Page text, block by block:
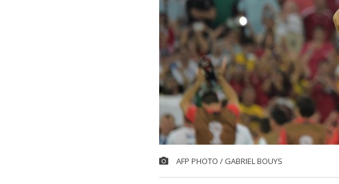
AFP PHOTO / GABRIEL BOUYS